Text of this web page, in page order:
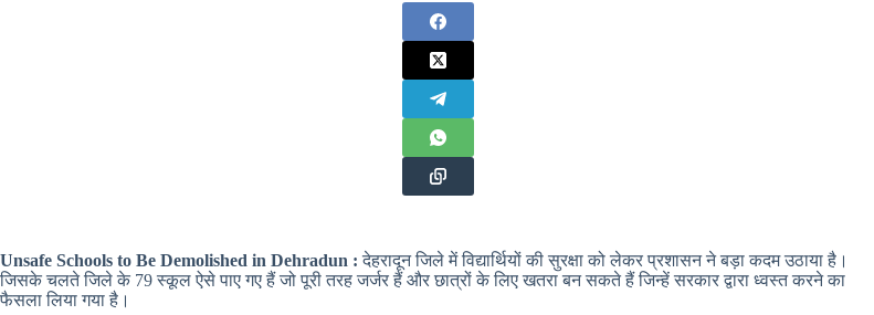
Unsafe Schools to Be Demolished in Dehradun :देहरादून जिले में विद्यार्थियों की सुरक्षा को लेकर प्रशासन ने बड़ा कदम उठाया है।
जिसके चलते जिले के 79 स्कूल ऐसे पाए गए हैं जो पूरी तरह जर्जर हैं और छात्रों के लिए खतरा बन सकते हैं जिन्हें सरकार द्वारा ध्वस्त करने का
फैसला लिया गया है।